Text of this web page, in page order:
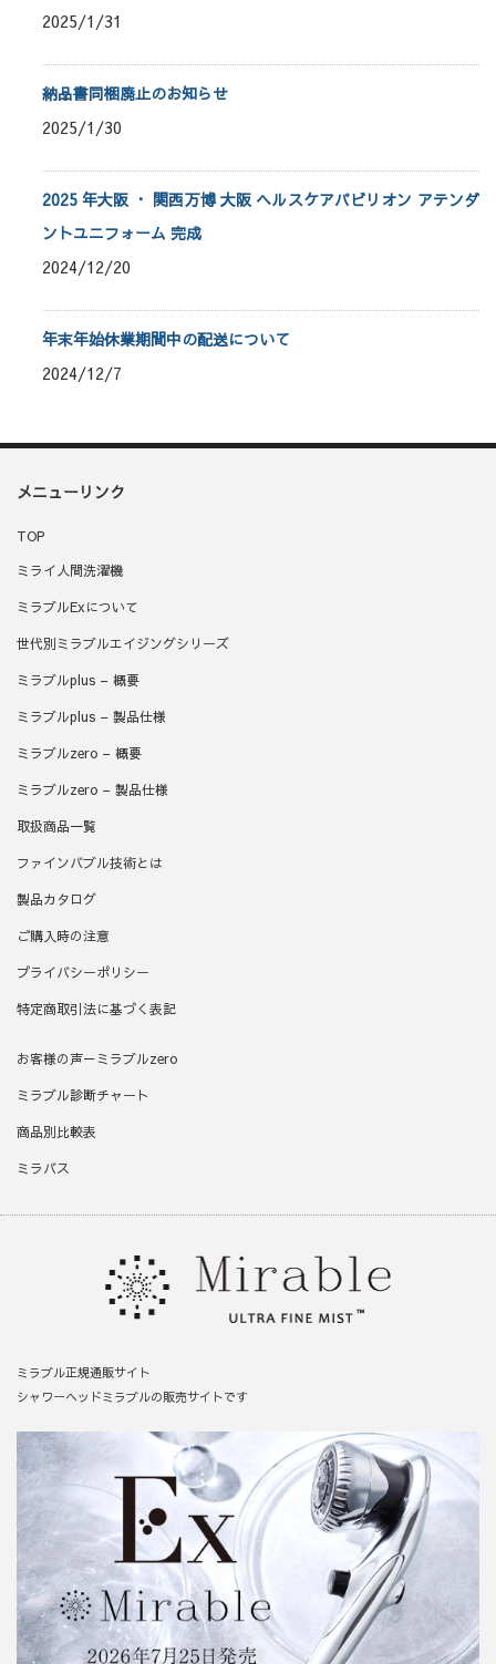
2025/1/31
納品書同梱廃止のお知らせ
2025/1/30
2025 年大阪 ・ 関西万博 大阪 ヘルスケアパビリオン アテンダ
ントユニフォーム 完成
2024/12/20
年末年始休業期間中の配送について
2024/12/7
メニューリンク
TOP
ミライ人間洗濯機
ミラブルExについて
世代別ミラブルエイジングシリーズ
ミラブルplus – 概要
ミラブルplus – 製品仕様
ミラブルzero – 概要
ミラブルzero – 製品仕様
取扱商品一覧
ファインバブル技術とは
製品カタログ
ご購入時の注意
プライバシーポリシー
特定商取引法に基づく表記
お客様の声－ミラブルzero
ミラブル診断チャート
商品別比較表
ミラバス
ミラブル正規通販サイト
シャワーヘッドミラブルの販売サイトです